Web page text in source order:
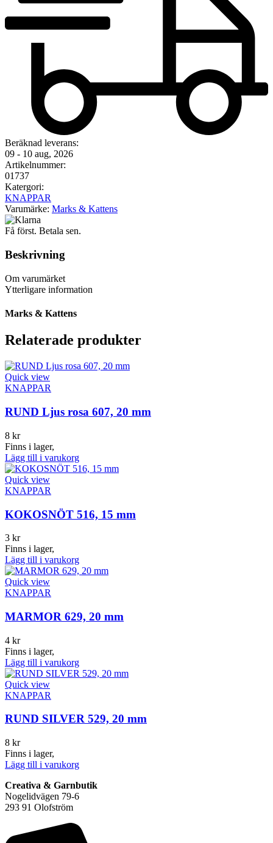
Beräknad leverans:
09 - 10 aug, 2026
Artikelnummer:
01737
Katergori:
KNAPPAR
Varumärke: Marks & Kattens
Få först. Betala sen.
Beskrivning
Om varumärket
Ytterligare information
Marks & Kattens
Relaterade produkter
Quick view
KNAPPAR
RUND Ljus rosa 607, 20 mm
8 kr
Finns i lager,
Lägg till i varukorg
Quick view
KNAPPAR
KOKOSNÖT 516, 15 mm
3 kr
Finns i lager,
Lägg till i varukorg
Quick view
KNAPPAR
MARMOR 629, 20 mm
4 kr
Finns i lager,
Lägg till i varukorg
Quick view
KNAPPAR
RUND SILVER 529, 20 mm
8 kr
Finns i lager,
Lägg till i varukorg
Creativa & Garnbutik
Nogelidvägen 79-6
293 91 Olofström